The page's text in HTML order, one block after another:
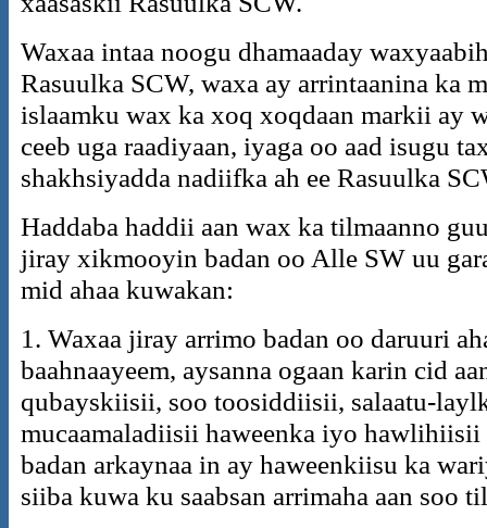
Waxaa intaa noogu dhamaaday
Rasuulka SCW, waxa ay arrintaanina ka
islaamku wax ka xoq xoqdaan markii ay
ceeb uga raadiyaan, iyaga oo aad isugu
shakhsiyadda nadiifka ah ee Rasuulka
Haddaba haddii aan wax ka tilmaanno
jiray xikmooyin badan oo Alle SW uu
mid ahaa kuwakan:
1. Waxaa jiray arrimo badan oo daruuri
baahnaayeem, aysanna ogaan karin cid
qubayskiisii, soo toosiddiisii, salaatu-
mucaamaladiisii haweenka iyo hawlihiisii
badan arkaynaa in ay haweenkiisu ka
siiba kuwa ku saabsan arrimaha aan soo